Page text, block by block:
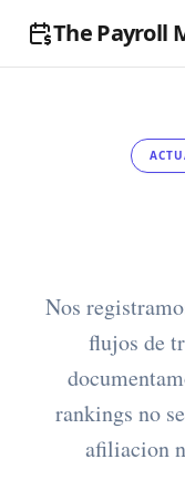
The Payroll
Nos
flujos de
rankings no
afiliacion